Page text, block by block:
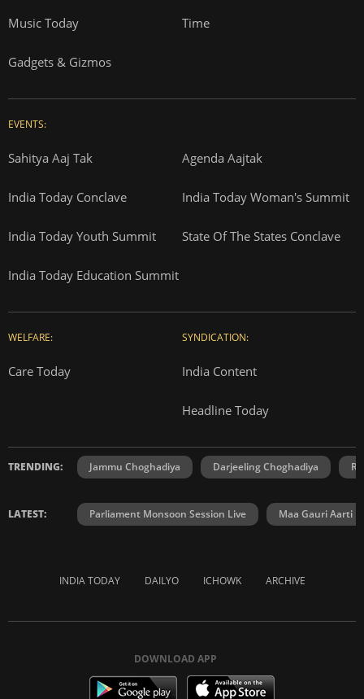
Music Today Time
Gadgets & Gizmos
EVENTS:
Sahitya Aaj Tak Agenda Aajtak
India Today Conclave India Today Woman's Summit
India Today Youth Summit State Of The States Conclave
India Today Education Summit
WELFARE:
Care Today
SYNDICATION:
India Content
Headline Today
TRENDING: Jammu Choghadiya Darjeeling Choghadiya
LATEST: Parliament Monsoon Session Live Maa Gauri Aarti
INDIA TODAY DAILYO ICHOWK ARCHIVE
DOWNLOAD APP